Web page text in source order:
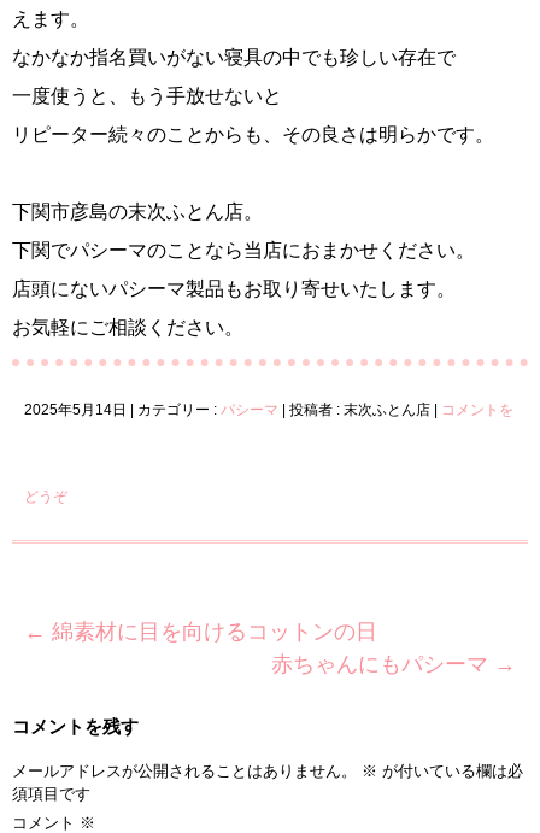
えます。
なかなか指名買いがない寝具の中でも珍しい存在で
一度使うと、もう手放せないと
リピーター続々のことからも、その良さは明らかです。
下関市彦島の末次ふとん店。
下関でパシーマのことなら当店におまかせください。
店頭にないパシーマ製品もお取り寄せいたします。
お気軽にご相談ください。
2025年5月14日 カテゴリー : パシーマ 投稿者 : 末次ふとん店 コメントを
どうぞ
← 綿素材に目を向けるコットンの日
赤ちゃんにもパシーマ →
コメントを残す
メールアドレスが公開されることはありません。 ※ が付いている欄は必
須項目です
コメント ※